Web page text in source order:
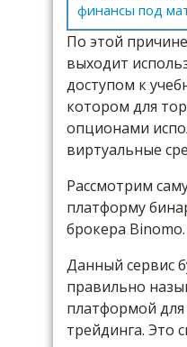
финансы под
По этой
выходит
доступом к
котором для
опционами
виртуальные
Рассмотрим
платформу
брокера Binomo.
Данный сервис
правильно
платформой
трейдинга. Это